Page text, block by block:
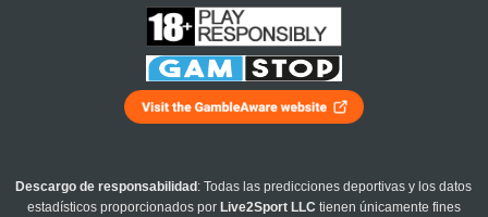
Descargo de responsabilidad : Todas las predicciones deportivas y los datos
estadísticos proporcionados por Live2Sport LLC tienen únicamente fines